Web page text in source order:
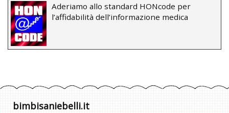
Aderiamo allo standard HONcode per
l’affidabilità dell’informazione medica
bimbisaniebelli.it